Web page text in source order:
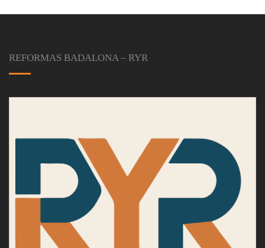
REFORMAS BADALONA – RYR